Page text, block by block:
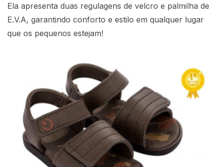
Ela apresenta duas regulagens de velcro e palmilha de
E.V.A, garantindo conforto e estilo em qualquer lugar
que os pequenos estejam!